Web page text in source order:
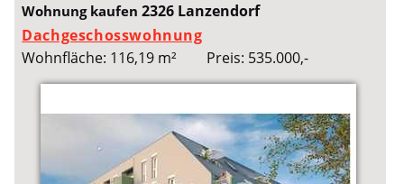
Wohnung kaufen2326 Lanzendorf
Dachgeschosswohnung
Wohnfläche: 116,19 m²
Preis: 535.000,-